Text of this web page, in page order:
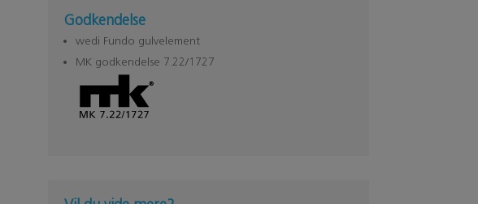
Godkendelse
wedi Fundo gulvelement
MK godkendelse 7.22/1727